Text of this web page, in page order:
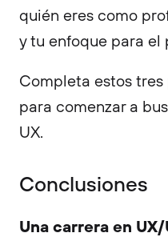
quién eres como
y tu enfoque para el
Completa estos tres
para comenzar a
UX.
Conclusiones
Una carrera en